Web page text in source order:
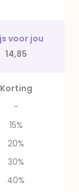
voor jou
14,85
Korting
-
15%
20%
30%
40%